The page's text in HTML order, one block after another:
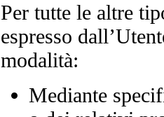
Per tutte le altre
espresso
modalità:
Mediante